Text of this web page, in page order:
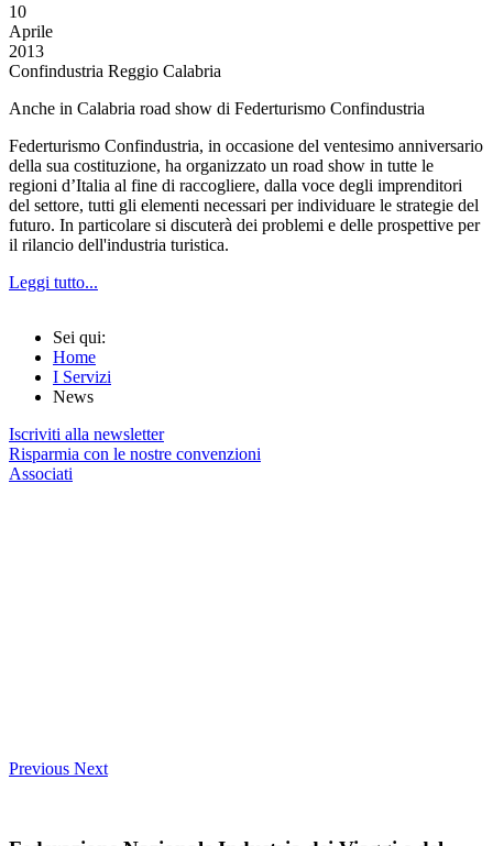
10
Aprile
2013
Confindustria Reggio Calabria
Anche in Calabria road show di Federturismo Confindustria
Federturismo Confindustria, in occasione del ventesimo anniversario
della sua costituzione, ha organizzato un road show in tutte le
regioni d’Italia al fine di raccogliere, dalla voce degli imprenditori
del settore, tutti gli elementi necessari per individuare le strategie del
futuro. In particolare si discuterà dei problemi e delle prospettive per
il rilancio dell'industria turistica.
Leggi tutto...
Sei qui:
Home
I Servizi
News
Iscriviti alla newsletter
Risparmia con le nostre convenzioni
Associati
Previous Next